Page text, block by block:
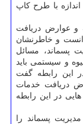
با طرح كاپ
و عوارض دریافت
و خاطرنشان
پسماند، مسائل
و سیستمی باید
این رابطه گفت
دریافت خدمات
در این رابطه
پسماند را